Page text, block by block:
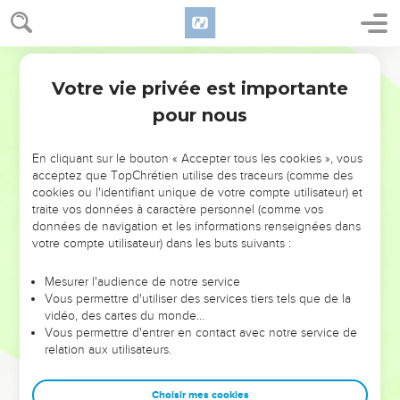
NE MANQUEZ PAS L’ÉVÉNEMENT
DE L’ANNÉE !
ET SI LEURS ERREURS POUVAIENT VOUS ÉVITER LES
VOTRES ?
leur foi ou leur vision. Mais on voit moins les doutes, les erreurs
et les saisons difficiles qu'ils ont traversés, alors même que ce
sont elles qui les ont façonnés.
Dans cette conférence, leaders, entrepreneurs, et responsables
clés pour avancer avec plus de sagesse afin que leurs erreurs
Votre vie privée est importante
pour nous
En cliquant sur le bouton « Accepter tous les cookies », vous
acceptez que TopChrétien utilise des traceurs (comme des
cookies ou l'identifiant unique de votre compte utilisateur) et
traite vos données à caractère personnel (comme vos
données de navigation et les informations renseignées dans
votre compte utilisateur) dans les buts suivants :
Mesurer l'audience de notre service
Vous permettre d'utiliser des services tiers tels que de la
vidéo, des cartes du monde…
Vous permettre d'entrer en contact avec notre service de
relation aux utilisateurs.
Choisir mes cookies